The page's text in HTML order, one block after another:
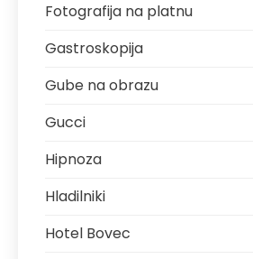
Fotografija na platnu
Gastroskopija
Gube na obrazu
Gucci
Hipnoza
Hladilniki
Hotel Bovec